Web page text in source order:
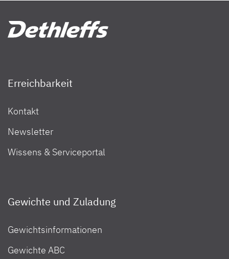
Erreichbarkeit
Kontakt
Newsletter
Wissens & Serviceportal
Gewichte und Zuladung
Gewichtsinformationen
Gewichte ABC